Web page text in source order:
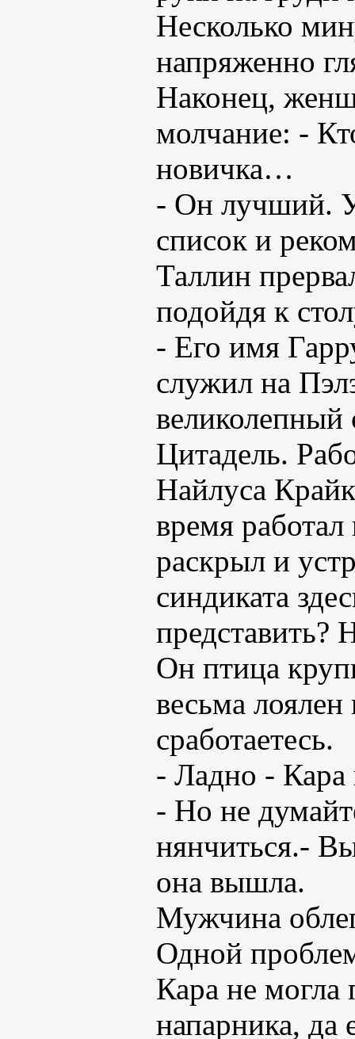
Несколько
напряженно
Наконец,
молчание: -
новичка…
- Он лучший.
список и
Таллин
подойдя к
- Его имя
служил на
великолепный
Цитадель.
Найлуса
время работал
раскрыл и
синдиката
представить?
Он птица
весьма
сработаетесь.
- Ладно - Кара
- Но не
нянчиться.-
она вышла.
Мужчина
Одной
Кара не могла
напарника, да